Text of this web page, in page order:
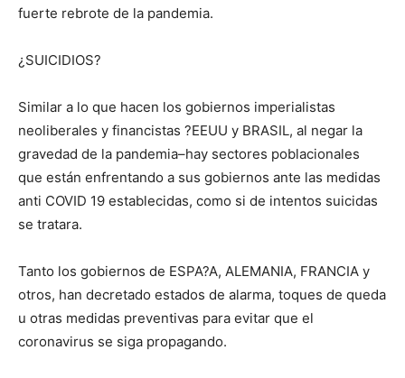
fuerte rebrote de la pandemia.
¿SUICIDIOS?
Similar a lo que hacen los gobiernos imperialistas
neoliberales y financistas ?EEUU y BRASIL, al negar la
gravedad de la pandemia–hay sectores poblacionales
que están enfrentando a sus gobiernos ante las medidas
anti COVID 19 establecidas, como si de intentos suicidas
se tratara.
Tanto los gobiernos de ESPA?A, ALEMANIA, FRANCIA y
otros, han decretado estados de alarma, toques de queda
u otras medidas preventivas para evitar que el
coronavirus se siga propagando.